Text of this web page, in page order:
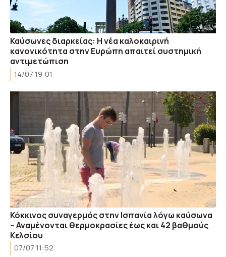
Καύσωνες διαρκείας: Η νέα καλοκαιρινή
κανονικότητα στην Ευρώπη απαιτεί συστημική
αντιμετώπιση
14/07 19:01
Κόκκινος συναγερμός στην Ισπανία λόγω καύσωνα
– Αναμένονται θερμοκρασίες έως και 42 βαθμούς
Κελσίου
07/07 11:52